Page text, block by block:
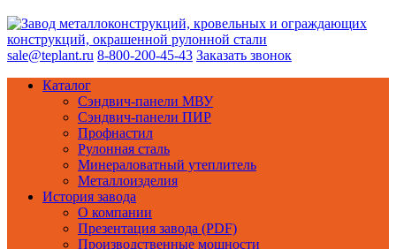
sale@teplant.ru 8-800-200-45-43 Заказать звонок
Каталог
Сэндвич-панели МВУ
Сэндвич-панели ПИР
Профнастил
Рулонная сталь
Минераловатный утеплитель
Металлоизделия
История завода
О компании
Презентация завода (PDF)
Производственные мощности